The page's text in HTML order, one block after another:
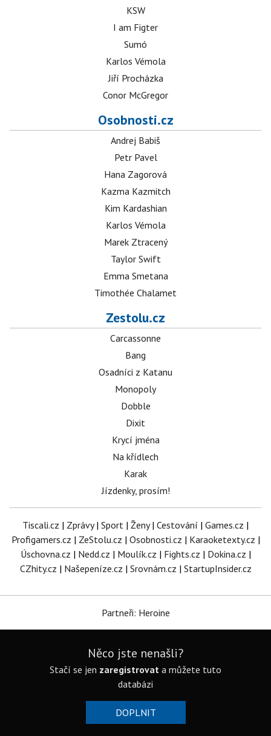
KSW
I am Figter
Sumó
Karlos Vémola
Jiří Procházka
Conor McGregor
Osobnosti.cz
Andrej Babiš
Petr Pavel
Hana Zagorová
Kazma Kazmitch
Kim Kardashian
Karlos Vémola
Marek Ztracený
Taylor Swift
Emma Smetana
Timothée Chalamet
Zestolu.cz
Carcassonne
Bang
Osadníci z Katanu
Monopoly
Dobble
Dixit
Krycí jména
Na křídlech
Karak
Jízdenky, prosím!
Tiscali.cz | Zprávy| Sport | Ženy| Cestování | Games.cz |
Profigamers.cz | ZeStolu.cz | Osobnosti.cz | Karaoketexty.cz |
Úschovna.cz | Nedd.cz | Moulík.cz | Fights.cz | Dokina.cz |
CZhity.cz | Našepeníze.cz | Srovnám.cz | StartupInsider.cz
Partneři: Heroine
Něco jste nenašli?
Stačí se jen zaregistrovat a můžete tuto
databázi
DOPLNIT